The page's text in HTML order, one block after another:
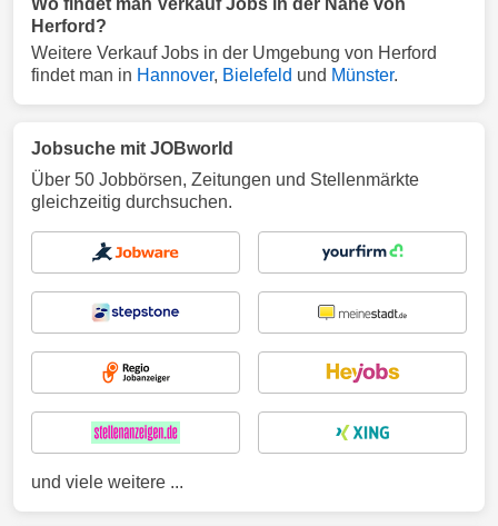
Wo findet man Verkauf Jobs in der Nähe von
Herford?
Weitere Verkauf Jobs in der Umgebung von Herford
findet man in Hannover, Bielefeld und Münster.
Jobsuche mit JOBworld
Über 50 Jobbörsen, Zeitungen und Stellenmärkte
gleichzeitig durchsuchen.
und viele weitere ...